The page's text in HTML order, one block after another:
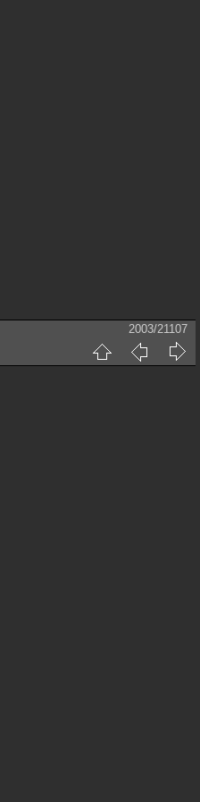
2003/21107